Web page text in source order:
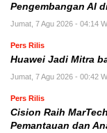
Pengembangan AI
Jumat, 7 Agu 2026 - 04:14
Pers Rilis
Huawei Jadi Mitra
Jumat, 7 Agu 2026 - 00:42
Pers Rilis
Cision Raih
Pemantauan dan